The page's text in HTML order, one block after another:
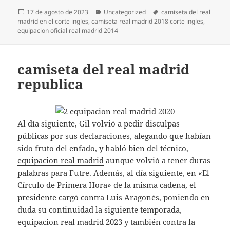
Publicado
el
17 de agosto de 2023 Categorías
Uncategorized Etiquetas
camiseta del real
madrid en el corte ingles,camiseta real madrid 2018 corte ingles,
equipacion oficial real madrid 2014
camiseta del real madrid
republica
Al día siguiente, Gil volvió a pedir disculpas
públicas por sus declaraciones, alegando que habían
sido fruto del enfado, y habló bien del técnico,
equipacion real madrid aunque volvió a tener duras
palabras para Futre. Además, al día siguiente, en «El
Círculo de Primera Hora» de la misma cadena, el
presidente cargó contra Luis Aragonés, poniendo en
duda su continuidad la siguiente temporada,
equipacion real madrid 2023 y también contra la